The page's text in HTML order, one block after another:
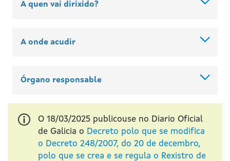
A quen vai dirixido?
A onde acudir
Órgano responsable
O 18/03/2025 publicouse no Diario Oficial
de Galicia o Decreto polo que se modifica
o Decreto 248/2007, do 20 de decembro,
polo que se crea e se regula o Rexistro de